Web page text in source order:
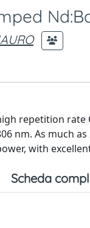
repetition rate
nm. As much
with
Scheda